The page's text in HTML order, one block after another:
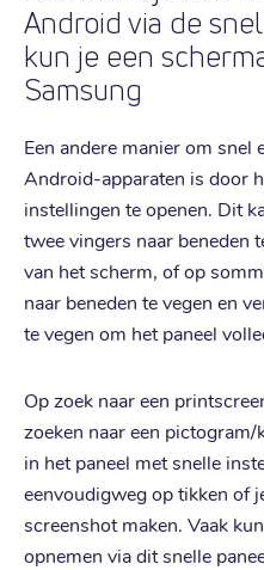
Android via de
kun je een
Samsung
Een andere manier om snel
Android-apparaten is door
instellingen te openen. Dit
twee vingers naar beneden
van het scherm, of op
naar beneden te vegen en
te vegen om het paneel
Op zoek naar een
zoeken naar een
in het paneel met snelle
eenvoudigweg op tikken of
screenshot maken. Vaak
opnemen via dit snelle